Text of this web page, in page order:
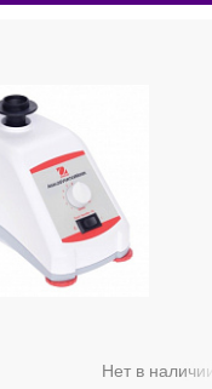
Нет в наличии